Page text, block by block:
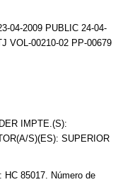
04-2009 PUBLIC 24-04-
VOL-00210-02 PP-00679
IMPTE.(S):
S)(ES): SUPERIOR
HC 85017. Número de